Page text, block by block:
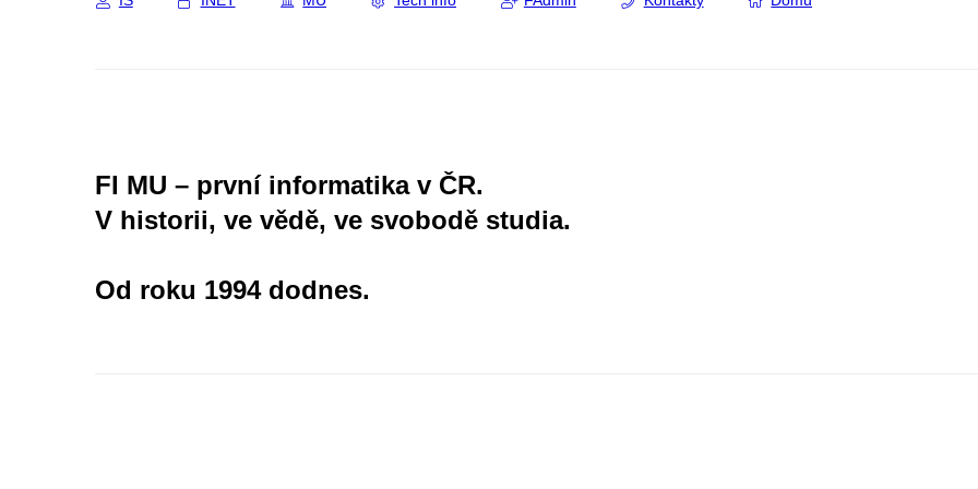
FI MU – první informatika v ČR.
V historii, ve vědě, ve svobodě studia.
Od roku 1994 dodnes.